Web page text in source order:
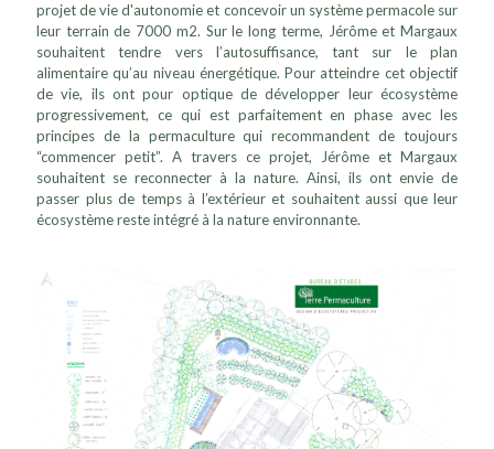
projet de vie d'autonomie et concevoir un système permacole sur
leur terrain de 7000 m2. Sur le long terme, Jérôme et Margaux
souhaitent tendre vers l’autosuffisance, tant sur le plan
alimentaire qu’au niveau énergétique. Pour atteindre cet objectif
de vie, ils ont pour optique de développer leur écosystème
progressivement, ce qui est parfaitement en phase avec les
principes de la permaculture qui recommandent de toujours
“commencer petit”. A travers ce projet, Jérôme et Margaux
souhaitent se reconnecter à la nature. Ainsi, ils ont envie de
passer plus de temps à l’extérieur et souhaitent aussi que leur
écosystème reste intégré à la nature environnante.